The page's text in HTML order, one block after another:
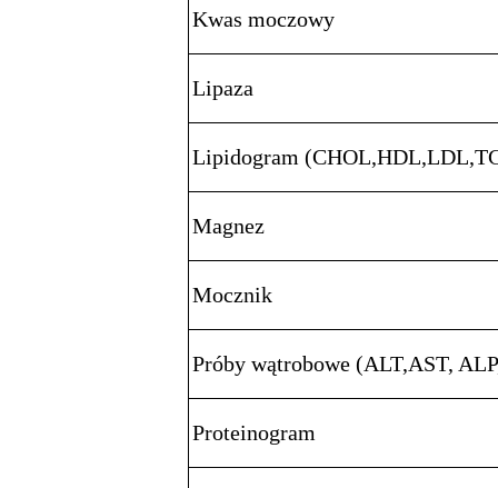
Kwas moczowy
Lipaza
Lipidogram
Magnez
Mocznik
Próby wątrobowe (ALT,AST,
Proteinogram